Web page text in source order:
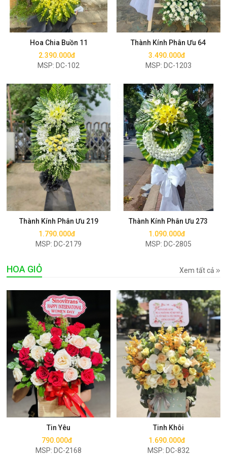
Hoa Chia Buồn 11
2.390.000đ
MSP: DC-102
Mua ngay
Thành Kính Phân Ưu 64
3.490.000đ
MSP: DC-1203
Mua ngay
Thành Kính Phân Ưu 219
1.790.000đ
MSP: DC-2179
Mua ngay
Thành Kính Phân Ưu 273
1.090.000đ
MSP: DC-2805
Mua ngay
HOA GIỎ Xem tất cả
Tin Yêu
790.000đ
MSP: DC-2168
Mua ngay
Tinh Khôi
1.690.000đ
MSP: DC-832
Mua ngay